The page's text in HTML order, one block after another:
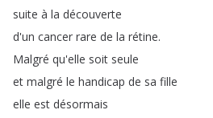
suite à la découverte
d'un cancer rare de la rétine.
Malgré qu'elle soit seule
et malgré le handicap de sa fille
elle est désormais